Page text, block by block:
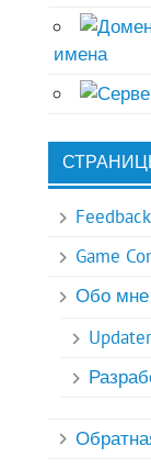
имена
Feedback
Game
Обо мне